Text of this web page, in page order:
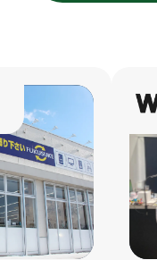
業者向けサービス
業者向けサービス